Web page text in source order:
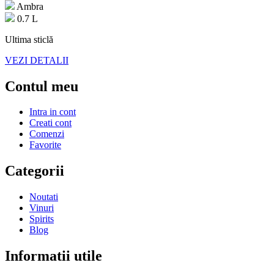
Ambra
0.7 L
Ultima sticlă
VEZI DETALII
Contul meu
Intra in cont
Creati cont
Comenzi
Favorite
Categorii
Noutati
Vinuri
Spirits
Blog
Informatii utile